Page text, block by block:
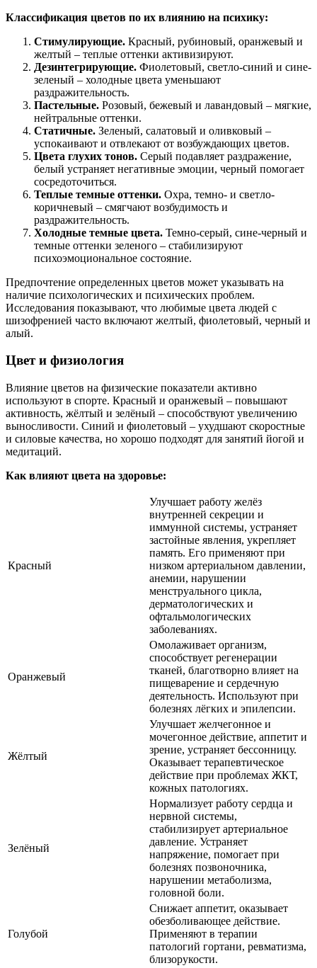
Классификация цветов по их влиянию на психику:
Стимулирующие. Красный, рубиновый, оранжевый и
желтый – теплые оттенки активизируют.
Дезинтегрирующие. Фиолетовый, светло-синий и сине-
зеленый – холодные цвета уменьшают
раздражительность.
Пастельные. Розовый, бежевый и лавандовый – мягкие,
нейтральные оттенки.
Статичные. Зеленый, салатовый и оливковый –
успокаивают и отвлекают от возбуждающих цветов.
Цвета глухих тонов. Серый подавляет раздражение,
белый устраняет негативные эмоции, черный помогает
сосредоточиться.
Теплые темные оттенки. Охра, темно- и светло-
коричневый – смягчают возбудимость и
раздражительность.
Холодные темные цвета. Темно-серый, сине-черный и
темные оттенки зеленого – стабилизируют
психоэмоциональное состояние.
Предпочтение определенных цветов может указывать на
наличие психологических и психических проблем.
Исследования показывают, что любимые цвета людей с
шизофренией часто включают желтый, фиолетовый, черный и
алый.
Цвет и физиология
Влияние цветов на физические показатели активно
используют в спорте. Красный и оранжевый – повышают
активность, жёлтый и зелёный – способствуют увеличению
выносливости. Синий и фиолетовый – ухудшают скоростные
и силовые качества, но хорошо подходят для занятий йогой и
медитаций.
Как влияют цвета на здоровье:
Красный
Улучшает работу желёз
внутренней секреции и
иммунной системы, устраняет
застойные явления, укрепляет
память. Его применяют при
низком артериальном давлении,
анемии, нарушении
менструального цикла,
дерматологических и
офтальмологических
заболеваниях.
Оранжевый
Омолаживает организм,
способствует регенерации
тканей, благотворно влияет на
пищеварение и сердечную
деятельность. Используют при
болезнях лёгких и эпилепсии.
Жёлтый
Улучшает желчегонное и
мочегонное действие, аппетит и
зрение, устраняет бессонницу.
Оказывает терапевтическое
действие при проблемах ЖКТ,
кожных патологиях.
Зелёный
Нормализует работу сердца и
нервной системы,
стабилизирует артериальное
давление. Устраняет
напряжение, помогает при
болезнях позвоночника,
нарушении метаболизма,
головной боли.
Голубой
Снижает аппетит, оказывает
обезболивающее действие.
Применяют в терапии
патологий гортани, ревматизма,
близорукости.